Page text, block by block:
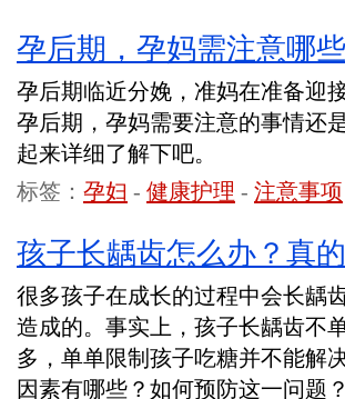
孕后期，孕妈需注意哪
孕后期临近分娩，准妈在准备迎
孕后期，孕妈需要注意的事情还
起来详细了解下吧。
标签： 孕妇 - 健康护理 - 注意事项
孩子长龋齿怎么办？真
很多孩子在成长的过程中会长龋
造成的。事实上，孩子长龋齿不
多，单单限制孩子吃糖并不能解
因素有哪些？如何预防这一问题